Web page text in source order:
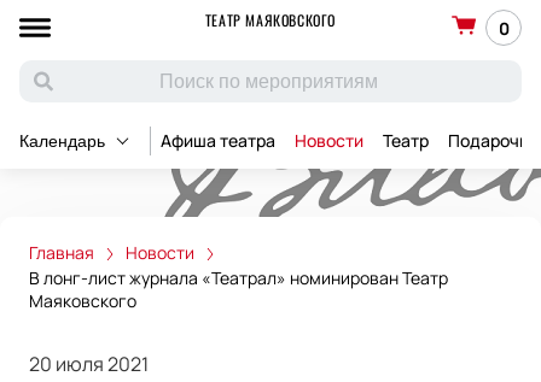
ТЕАТР МАЯКОВСКОГО 0
Календарь Афиша театра Новости Театр
Главная
Новости
В лонг-лист журнала «Театрал» номинирован Театр
Маяковского
20 июля 2021